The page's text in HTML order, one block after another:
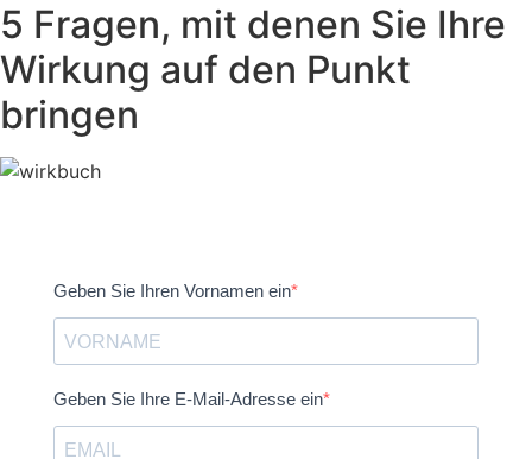
5 Fragen, mit denen Sie Ihre
Wirkung auf den Punkt
bringen